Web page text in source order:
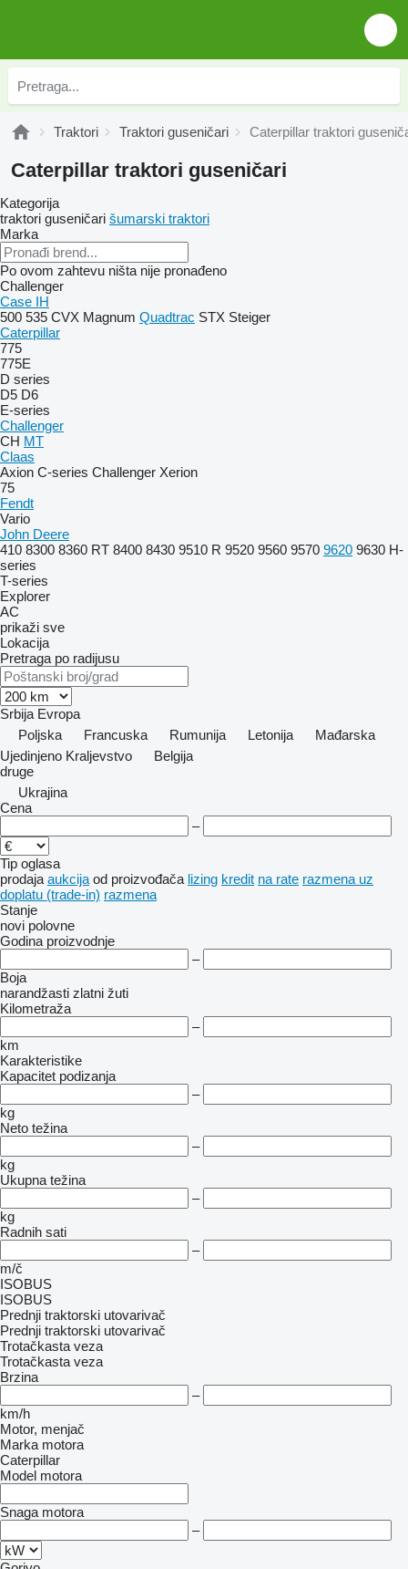
Traktori Traktori guseničari Caterpillar traktori
Caterpillar traktori guseničari
Kategorija
traktori guseničari šumarski traktori
Marka
Po ovom zahtevu ništa nije pronađeno
Challenger
Case IH
500 535 CVX Magnum Quadtrac STX Steiger
Caterpillar
775
775E
D series
D5 D6
E-series
Challenger
CH MT
Claas
Axion C-series Challenger Xerion
75
Fendt
Vario
John Deere
410 8300 8360 RT 8400 8430 9510 R 9520 9560 9570 9620 9630 H-
series
T-series
Explorer
AC
prikaži sve
Lokacija
Pretraga po radijusu
Srbija Evropa
Poljska
Francuska Rumunija Letonija
Mađarska
Ujedinjeno Kraljevstvo
Belgija
druge
Ukrajina
Cena
–
Tip oglasa
prodaja aukcija od proizvođača lizing kredit na rate razmena uz
doplatu (trade-in) razmena
Stanje
novi polovne
Godina proizvodnje
–
Boja
narandžasti zlatni žuti
Kilometraža
–
km
Karakteristike
Kapacitet podizanja
–
kg
Neto težina
–
kg
Ukupna težina
–
kg
Radnih sati
–
m/č
ISOBUS
ISOBUS
Prednji traktorski utovarivač
Prednji traktorski utovarivač
Trotačkasta veza
Trotačkasta veza
Brzina
–
km/h
Motor, menjač
Marka motora
Caterpillar
Model motora
Snaga motora
–